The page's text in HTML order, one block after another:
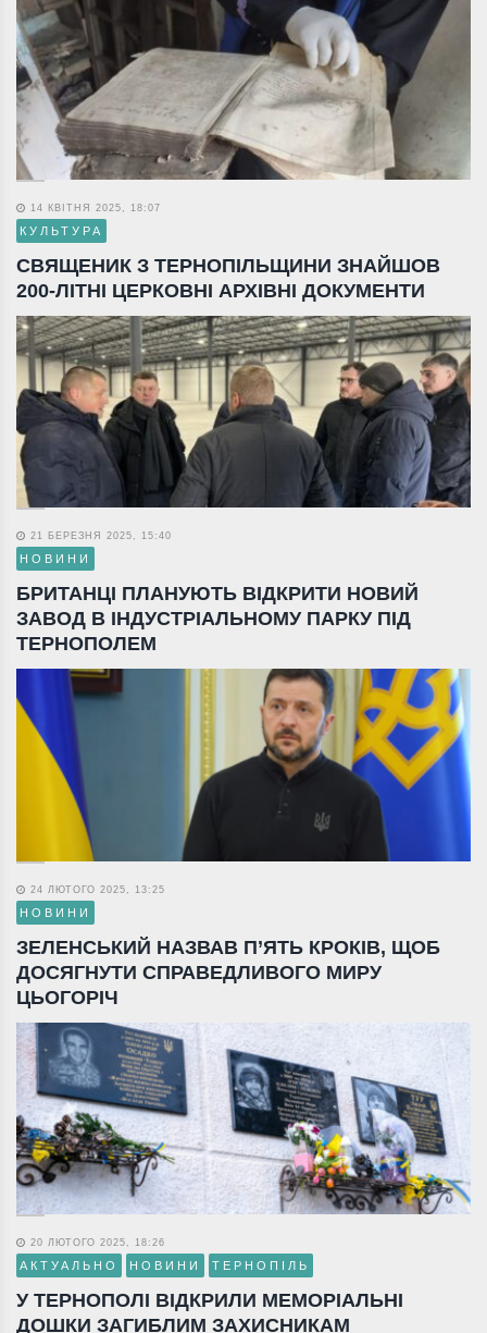
14 КВІТНЯ 2025, 18:07
КУЛЬТУРА
СВЯЩЕНИК З ТЕРНОПІЛЬЩИНИ ЗНАЙШОВ
200-ЛІТНІ ЦЕРКОВНІ АРХІВНІ ДОКУМЕНТИ
21 БЕРЕЗНЯ 2025, 15:40
НОВИНИ
БРИТАНЦІ ПЛАНУЮТЬ ВІДКРИТИ НОВИЙ
ЗАВОД В ІНДУСТРІАЛЬНОМУ ПАРКУ ПІД
ТЕРНОПОЛЕМ
24 ЛЮТОГО 2025, 13:25
НОВИНИ
ЗЕЛЕНСЬКИЙ НАЗВАВ П’ЯТЬ КРОКІВ, ЩОБ
ДОСЯГНУТИ СПРАВЕДЛИВОГО МИРУ
ЦЬОГОРІЧ
20 ЛЮТОГО 2025, 18:26
АКТУАЛЬНО НОВИНИ ТЕРНОПІЛЬ
У ТЕРНОПОЛІ ВІДКРИЛИ МЕМОРІАЛЬНІ
ДОШКИ ЗАГИБЛИМ ЗАХИСНИКАМ